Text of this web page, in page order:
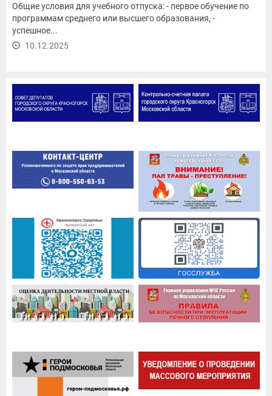
Общие условия для учебного отпуска: - первое обучение по
программам среднего или высшего образования, -
успешное...
10.12.2025